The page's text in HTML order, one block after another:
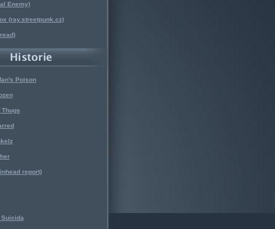
Enemy)
(ray.streetpunk.cz)
Poison
Thugs
report)
Suicida